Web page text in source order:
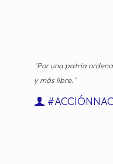
"Por una patria
y más libre."